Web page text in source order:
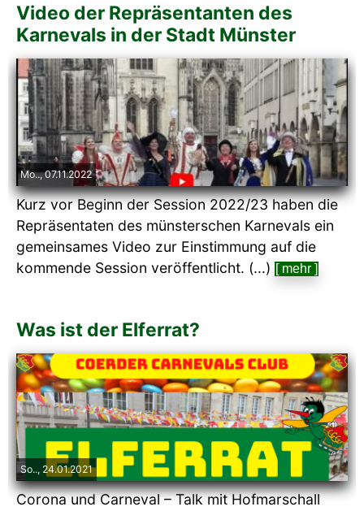
Video der Repräsentanten des
Karnevals in der Stadt Münster
Mo.., 07.11.2022
Kurz vor Beginn der Session 2022/23 haben die
Repräsentaten des münsterschen Karnevals ein
gemeinsames Video zur Einstimmung auf die
kommende Session veröffentlicht. (...) [ mehr ]
Was ist der Elferrat?
So.., 24.01.2021
Corona und Carneval – Talk mit Hofmarschall